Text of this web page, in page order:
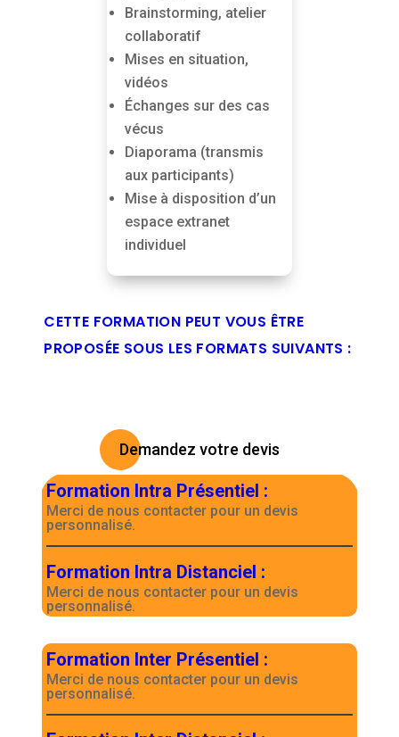
Brainstorming, atelier
collaboratif
Mises en situation,
vidéos
Échanges sur des cas
vécus
Diaporama (transmis
aux participants)
Mise à disposition d’un
espace extranet
individuel
CETTE FORMATION PEUT VOUS ÊTRE
PROPOSÉE SOUS LES FORMATS SUIVANTS :
Demandez votre devis
Formation Intra Présentiel :
Merci de nous contacter pour un devis
personnalisé.
Formation Intra Distanciel :
Merci de nous contacter pour un devis
personnalisé.
Formation Inter Présentiel :
Merci de nous contacter pour un devis
personnalisé.